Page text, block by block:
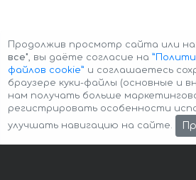
Авторские права © 2026 Авто-
Продолжив просмотр сайта или
все", вы даёте согласие на
файлов cookie” и соглашаетесь
браузере куки-файлы (основные и
нам получать больше
регистрировать особенности
улучшать навигацию на сайте.